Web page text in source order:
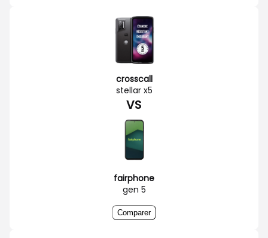
crosscall
stellar x5
VS
fairphone
gen 5
Comparer